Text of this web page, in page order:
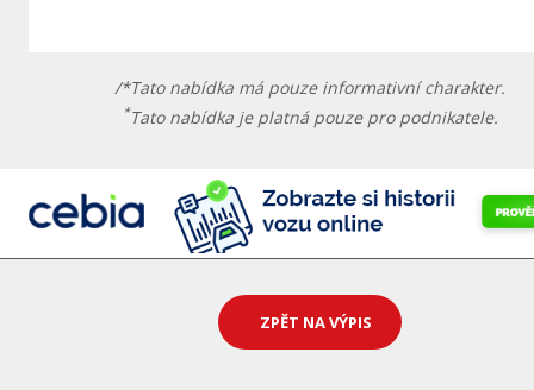
/*Tato nabídka má pouze informativní charakter.
*Tato nabídka je platná pouze pro podnikatele.
ZPĚT NA VÝPIS